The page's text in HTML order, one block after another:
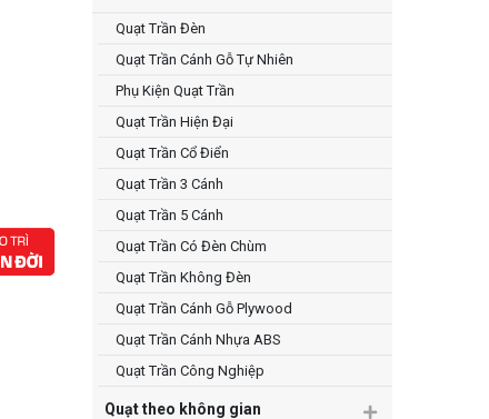
Quạt Trần Đèn
Quạt Trần Cánh Gỗ Tự Nhiên
Phụ Kiện Quạt Trần
Quạt Trần Hiện Đại
Quạt Trần Cổ Điển
Quạt Trần 3 Cánh
Quạt Trần 5 Cánh
Quạt Trần Có Đèn Chùm
Quạt Trần Không Đèn
Quạt Trần Cánh Gỗ Plywood
Quạt Trần Cánh Nhựa ABS
Quạt Trần Công Nghiệp
Quạt theo không gian